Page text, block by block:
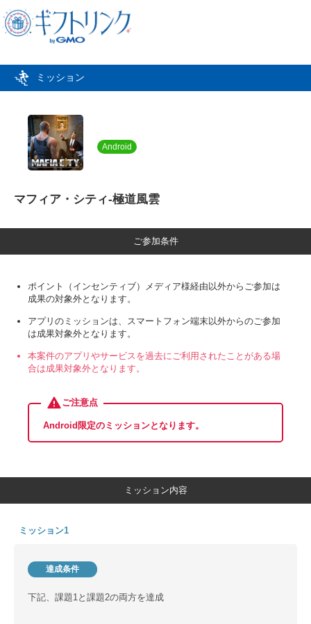
ミッション
Android
マフィア・シティ-極道風雲
ご参加条件
ポイント（インセンティブ）メディア様経由以外からご参加は
成果の対象外となります。
アプリのミッションは、スマートフォン端末以外からのご参加
は成果対象外となります。
本案件のアプリやサービスを過去にご利用されたことがある場
合は成果対象外となります。
ご注意点
Android限定のミッションとなります。
ミッション内容
ミッション1
達成条件
下記、課題1と課題2の両方を達成